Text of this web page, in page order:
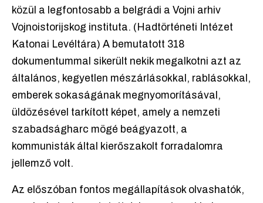
közül a legfontosabb a belgrádi a Vojni arhiv
Vojnoistorijskog instituta. (Hadtörténeti Intézet
Katonai Levéltára) A bemutatott 318
dokumentummal sikerült nekik megalkotni azt az
általános, kegyetlen mészárlásokkal, rablásokkal,
emberek sokaságának megnyomorításával,
üldözésével tarkított képet, amely a nemzeti
szabadságharc mögé beágyazott, a
kommunisták által kierőszakolt forradalomra
jellemző volt.
Az előszóban fontos megállapítások olvashatók,